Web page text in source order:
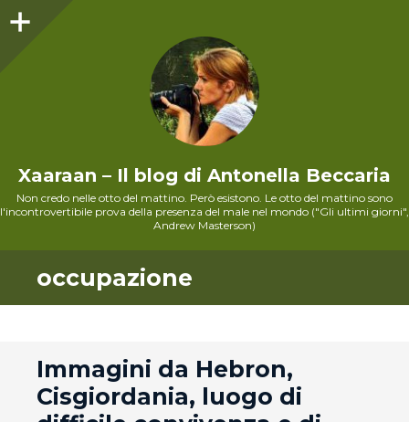
Xaaraan – Il blog di Antonella Beccaria
Non credo nelle otto del mattino. Però esistono. Le otto del mattino sono
l'incontrovertibile prova della presenza del male nel mondo ("Gli ultimi giorni",
Andrew Masterson)
occupazione
Immagini da Hebron,
Cisgiordania, luogo di